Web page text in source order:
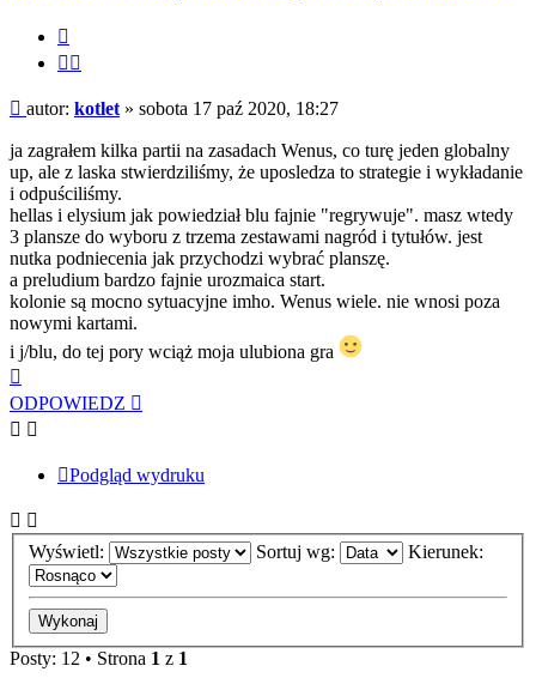
Post
autor: kotlet » sobota 17 paź 2020, 18:27
ja zagrałem kilka partii na zasadach Wenus, co turę jeden globalny
up, ale z laska stwierdziliśmy, że uposledza to strategie i wykładanie
i odpuściliśmy.
hellas i elysium jak powiedział blu fajnie "regrywuje". masz wtedy
3 plansze do wyboru z trzema zestawami nagród i tytułów. jest
nutka podniecenia jak przychodzi wybrać planszę.
a preludium bardzo fajnie urozmaica start.
kolonie są mocno sytuacyjne imho. Wenus wiele. nie wnosi poza
nowymi kartami.
i j/blu, do tej pory wciąż moja ulubiona gra
górę
ODPOWIEDZ
Podgląd wydruku
Wyświetl: Sortuj wg: Kierunek:
Posty: 12 • Strona 1 z 1